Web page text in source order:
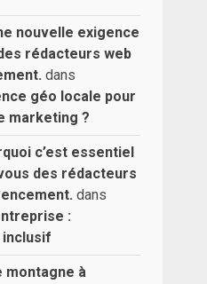
nouvelle exigence
rédacteurs web
dans
géo locale pour
marketing ?
c’est essentiel
des rédacteurs
dans
:
inclusif
montagne à